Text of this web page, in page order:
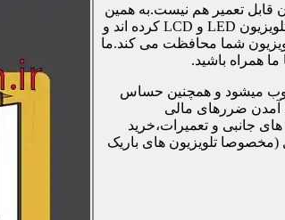
قابل تعمیر هم نیست.به همین
دلیل برخی شرکت ها و کارگاه ها اقدام به طراحی و تولید صفحات محافظ صفحه نمایش تلویزیون LED و LCD کرده اند و
شما محافظت می کند.ما
همراه باشید.
میشود و همچنین حساس
آمدن ضررهای مالی
جانبی و تعمیرات،خرید
تلویزیون های باریک